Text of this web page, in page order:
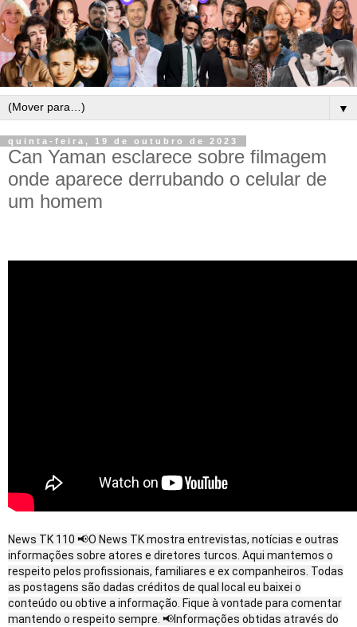
▼
quinta-feira, 19 de outubro de 2023
Can Yaman esclarece sobre filmagem
onde aparece derrubando o celular de
um homem
News TK 110 📢O News TK mostra entrevistas, notícias e outras
informações sobre atores e diretores turcos. Aqui mantemos o
respeito pelos profissionais, familiares e ex companheiros. Todas
as postagens são dadas créditos de qual local eu baixei o
conteúdo ou obtive a informação. Fique à vontade para comentar
mantendo o respeito sempre. 📢Informações obtidas através do